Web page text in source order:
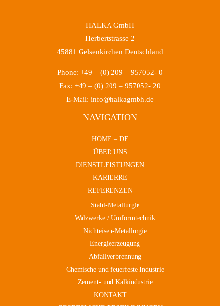
HALKA GmbH
Herbertstrasse 2
45881 Gelsenkirchen Deutschland
Phone: +49 – (0) 209 – 957052- 0
Fax: +49 – (0) 209 – 957052- 20
E-Mail: info@halkagmbh.de
NAVIGATION
HOME – DE
ÜBER UNS
DIENSTLEISTUNGEN
KARIERRE
REFERENZEN
Stahl-Metallurgie
Walzwerke / Umformtechnik
Nichteisen-Metallurgie
Energieerzeugung
Abfallverbrennung
Chemische und feuerfeste Industrie
Zement- und Kalkindustrie
KONTAKT